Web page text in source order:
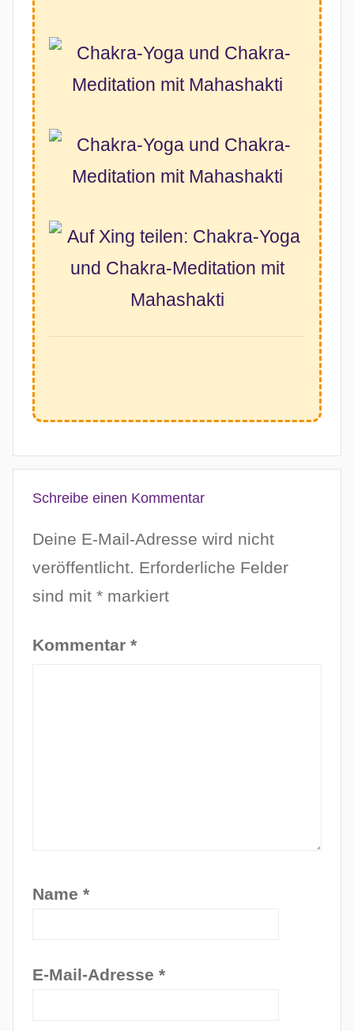
Schreibe einen Kommentar
Deine E-Mail-Adresse wird nicht
veröffentlicht. Erforderliche Felder
sind mit * markiert
Kommentar *
Name *
E-Mail-Adresse *